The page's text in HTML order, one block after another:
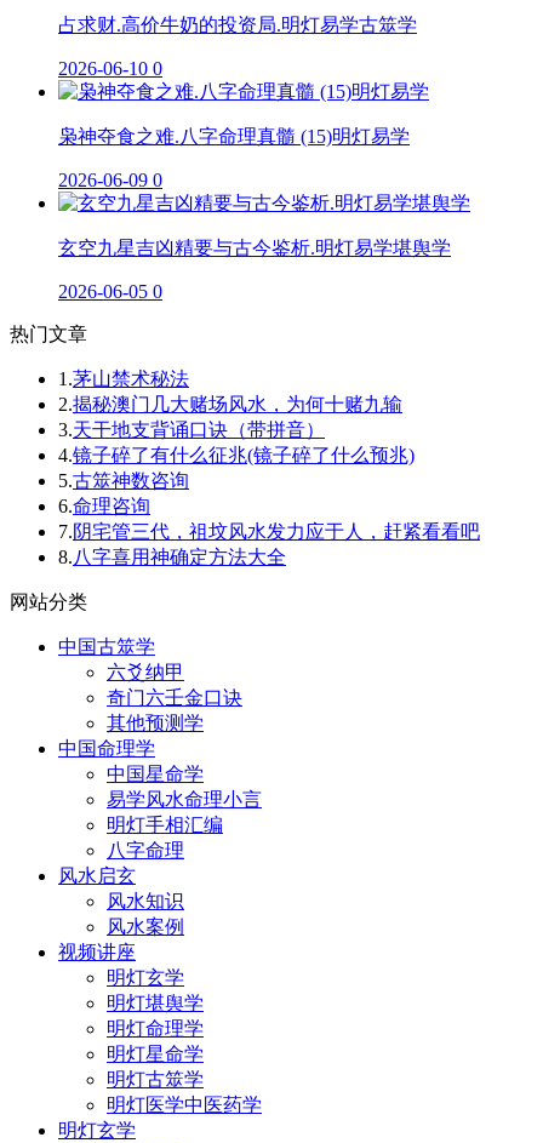
占求财.高价牛奶的投资局.明灯易学古筮学
2026-06-10 0
枭神夺食之难.八字命理真髓 (15)明灯易学
2026-06-09 0
玄空九星吉凶精要与古今鉴析.明灯易学堪舆学
2026-06-05 0
热门文章
1.茅山禁术秘法
2.揭秘澳门几大赌场风水，为何十赌九输
3.天干地支背诵口诀（带拼音）
4.镜子碎了有什么征兆(镜子碎了什么预兆)
5.古筮神数咨询
6.命理咨询
7.阴宅管三代，祖坟风水发力应于人，赶紧看看吧
8.八字喜用神确定方法大全
网站分类
中国古筮学
六爻纳甲
奇门六壬金口诀
其他预测学
中国命理学
中国星命学
易学风水命理小言
明灯手相汇编
八字命理
风水启玄
风水知识
风水案例
视频讲座
明灯玄学
明灯堪舆学
明灯命理学
明灯星命学
明灯古筮学
明灯医学中医药学
明灯玄学